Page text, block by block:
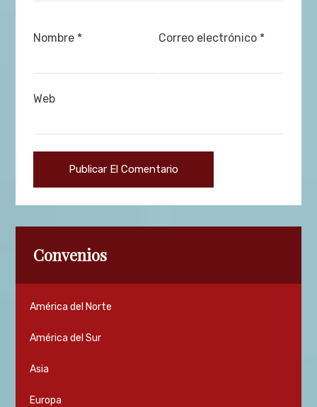
Nombre * Correo electrónico *
Web
Convenios
América del Norte
América del Sur
Asia
Europa